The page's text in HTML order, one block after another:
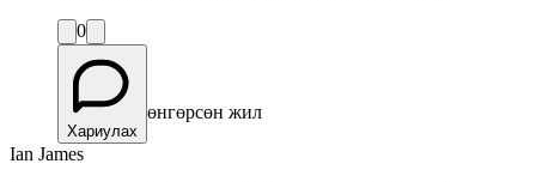
0
Хариулах
өнгөрсөн жил
Ian James